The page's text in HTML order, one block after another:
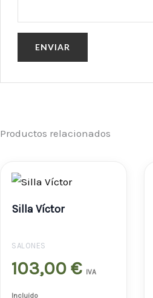
Productos relacionados
Silla Víctor
SALONES
103,00€ IVA
Incluido